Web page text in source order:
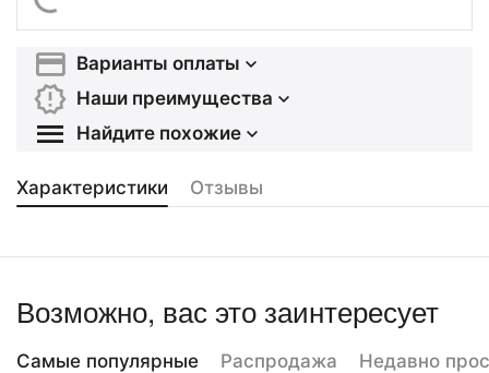
Варианты оплаты
Наши преимущества
Найдите похожие
Характеристики Отзывы
Возможно, вас это заинтересует
Самые популярные Распродажа Недавно